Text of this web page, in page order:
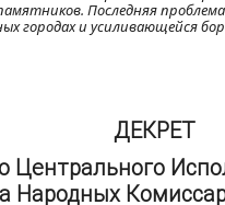
Последняя
и усиливающейся
ДЕКРЕТ
Центрального
Народных